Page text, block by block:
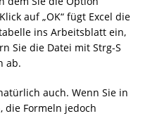
auf „OK“ fügt Excel die
ins Arbeitsblatt ein,
Sie die Datei mit Strg-S
ab.
auch. Wenn Sie in
die Formeln jedoch